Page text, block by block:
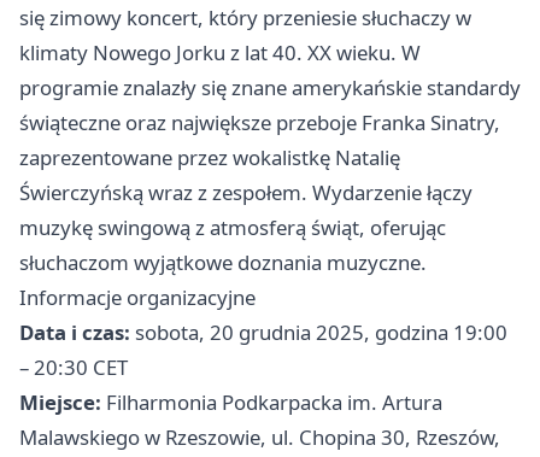
się zimowy koncert, który przeniesie słuchaczy w
klimaty Nowego Jorku z lat 40. XX wieku. W
programie znalazły się znane amerykańskie standardy
świąteczne oraz największe przeboje Franka Sinatry,
zaprezentowane przez wokalistkę Natalię
Świerczyńską wraz z zespołem. Wydarzenie łączy
muzykę swingową z atmosferą świąt, oferując
słuchaczom wyjątkowe doznania muzyczne.
Informacje organizacyjne
Data i czas: sobota, 20 grudnia 2025, godzina 19:00
– 20:30 CET
Miejsce: Filharmonia Podkarpacka im. Artura
Malawskiego w Rzeszowie, ul. Chopina 30, Rzeszów,